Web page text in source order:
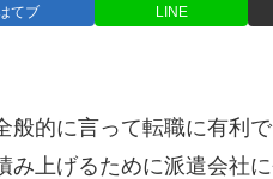
てブ LINE
的に言って転職に有利
上げるために派遣会社